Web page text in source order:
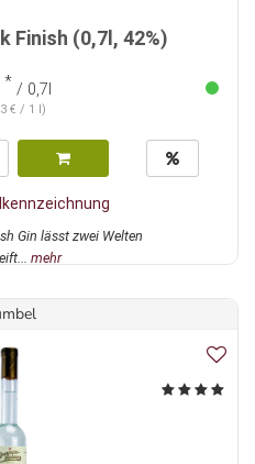
Finish (0,7l, 42%)
* / 0,7l
€ / 1 l)
Gin lässt zwei Welten
mehr